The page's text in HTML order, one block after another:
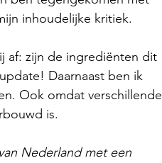
inhoudelijke kritiek.
af: zijn de ingrediënten dit
Daarnaast ben ik
Ook omdat verschillende
is.
Nederland met een